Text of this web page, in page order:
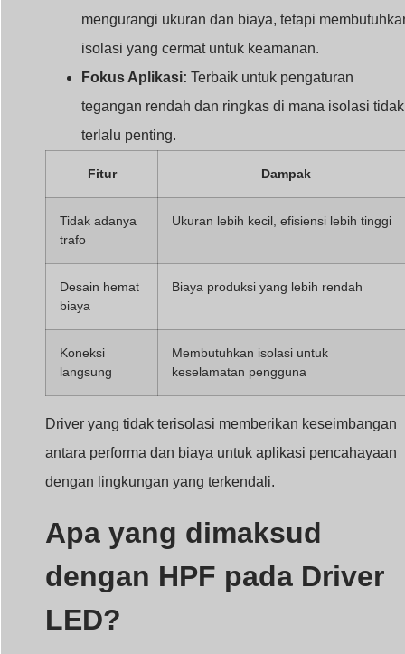
mengurangi ukuran dan biaya, tetapi
isolasi yang cermat untuk keamanan.
Fokus Aplikasi: Terbaik untuk pengaturan
tegangan rendah dan ringkas di mana isolasi tidak
terlalu penting.
Fitur Dampak
Tidak adanya
trafo
Ukuran lebih kecil, efisiensi lebih tinggi
Desain hemat
biaya
Biaya produksi yang lebih rendah
Koneksi
langsung
Membutuhkan isolasi untuk
keselamatan pengguna
Driver yang tidak terisolasi memberikan keseimbangan
antara performa dan biaya untuk aplikasi pencahayaan
dengan lingkungan yang terkendali.
Apa yang dimaksud
dengan HPF pada Driver
LED?